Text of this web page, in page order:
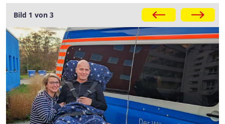
Galerie
Bild 1 von 3